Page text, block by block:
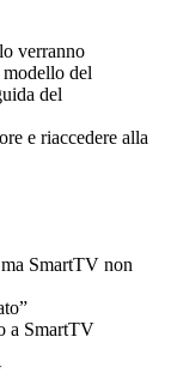
verranno
del
del
e riaccedere alla
SmartTV non
a SmartTV